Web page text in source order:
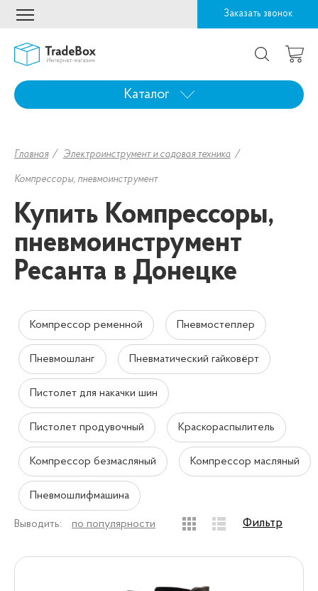
Заказать звонок
Каталог
Главная Электроинструмент и садовая техника
Компрессоры, пневмоинструмент
Купить Компрессоры,
пневмоинструмент
Ресанта в Донецке
Компрессор ременной Пневмостеплер
Пневмошланг Пневматический гайковёрт
Пистолет для накачки шин
Пистолет продувочный Краскораспылитель
Компрессор безмасляный Компрессор масляный
Пневмошлифмашина
Выводить: по популярности Фильтр